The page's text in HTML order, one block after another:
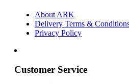
About ARK
Delivery Terms &
Privacy Policy
Customer Service